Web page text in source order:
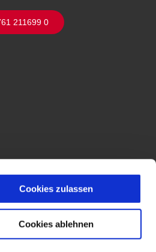
Cookies zulassen
Cookies ablehnen
211699 0